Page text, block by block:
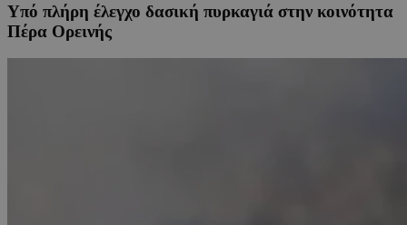
Υπό πλήρη έλεγχο δασική πυρκαγιά στην κοινότητα
Πέρα Ορεινής